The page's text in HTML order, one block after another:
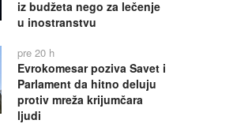
iz budžeta nego za lečenje
u inostranstvu
pre 20 h
Evrokomesar poziva Savet i
Parlament da hitno deluju
protiv mreža krijumčara
ljudi